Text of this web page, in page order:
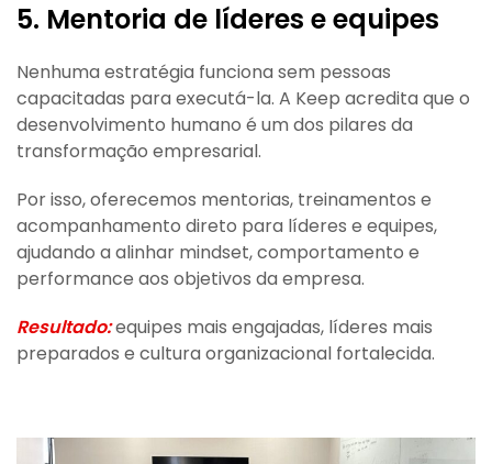
5. Mentoria de líderes e equipes
Nenhuma estratégia funciona sem pessoas
capacitadas para executá-la. A Keep acredita que o
desenvolvimento humano é um dos pilares da
transformação empresarial.
Por isso, oferecemos mentorias, treinamentos e
acompanhamento direto para líderes e equipes,
ajudando a alinhar mindset, comportamento e
performance aos objetivos da empresa.
Resultado:equipes mais engajadas, líderes mais
preparados e cultura organizacional fortalecida.